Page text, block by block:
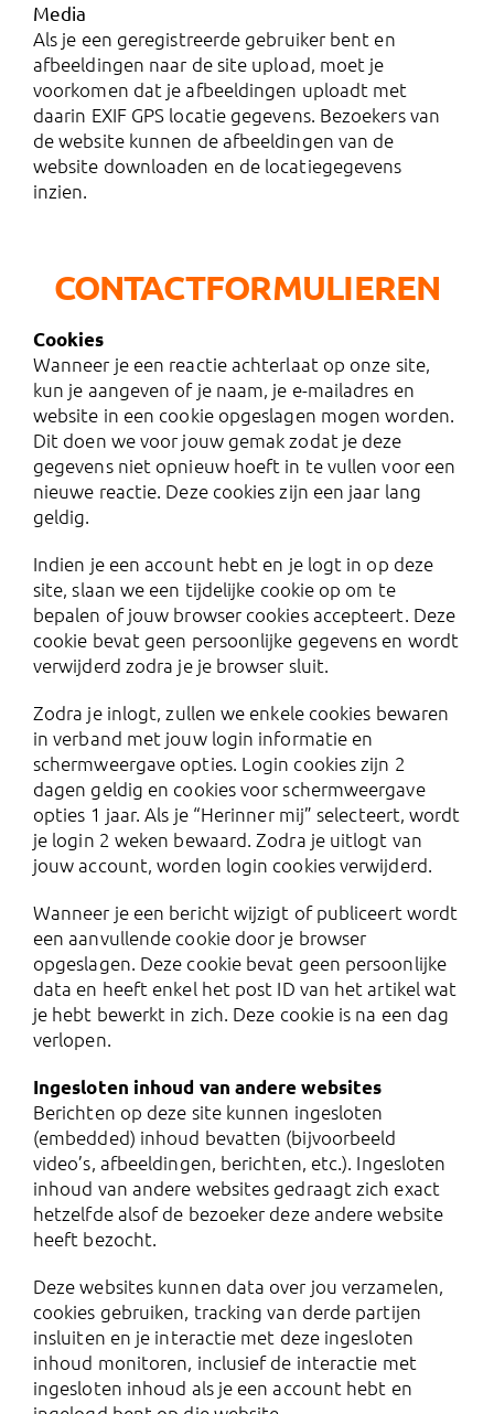
Media
Als je een geregistreerde gebruiker bent en
afbeeldingen naar de site upload, moet je
voorkomen dat je afbeeldingen uploadt met
daarin EXIF GPS locatie gegevens. Bezoekers van
de website kunnen de afbeeldingen van de
website downloaden en de locatiegegevens
inzien.
CONTACTFORMULIEREN
Cookies
Wanneer je een reactie achterlaat op onze site,
kun je aangeven of je naam, je e-mailadres en
website in een cookie opgeslagen mogen worden.
Dit doen we voor jouw gemak zodat je deze
gegevens niet opnieuw hoeft in te vullen voor een
nieuwe reactie. Deze cookies zijn een jaar lang
geldig.
Indien je een account hebt en je logt in op deze
site, slaan we een tijdelijke cookie op om te
bepalen of jouw browser cookies accepteert. Deze
cookie bevat geen persoonlijke gegevens en wordt
verwijderd zodra je je browser sluit.
Zodra je inlogt, zullen we enkele cookies bewaren
in verband met jouw login informatie en
schermweergave opties. Login cookies zijn 2
dagen geldig en cookies voor schermweergave
opties 1 jaar. Als je “Herinner mij” selecteert, wordt
je login 2 weken bewaard. Zodra je uitlogt van
jouw account, worden login cookies verwijderd.
Wanneer je een bericht wijzigt of publiceert wordt
een aanvullende cookie door je browser
opgeslagen. Deze cookie bevat geen persoonlijke
data en heeft enkel het post ID van het artikel wat
je hebt bewerkt in zich. Deze cookie is na een dag
verlopen.
Ingesloten inhoud van andere websites
Berichten op deze site kunnen ingesloten
(embedded) inhoud bevatten (bijvoorbeeld
video’s, afbeeldingen, berichten, etc.). Ingesloten
inhoud van andere websites gedraagt zich exact
hetzelfde alsof de bezoeker deze andere website
heeft bezocht.
Deze websites kunnen data over jou verzamelen,
cookies gebruiken, tracking van derde partijen
insluiten en je interactie met deze ingesloten
inhoud monitoren, inclusief de interactie met
ingesloten inhoud als je een account hebt en